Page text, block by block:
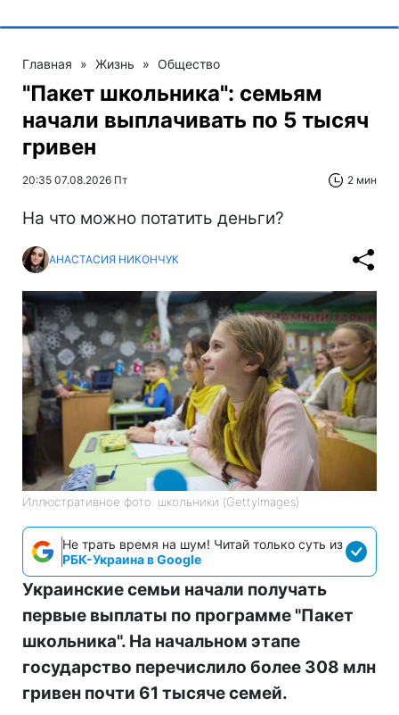
Главная » Жизнь » Общество
"Пакет школьника": семьям
начали выплачивать по 5 тысяч
гривен
20:35 07.08.2026 Пт 2 мин
На что можно потатить деньги?
АНАСТАСИЯ НИКОНЧУК
Иллюстративное фото: школьники (GettyImages)
Не трать время на шум! Читай только суть из
РБК-Украина в Google
Украинские семьи начали получать
первые выплаты по программе "Пакет
школьника". На начальном этапе
государство перечислило более 308 млн
гривен почти 61 тысяче семей.